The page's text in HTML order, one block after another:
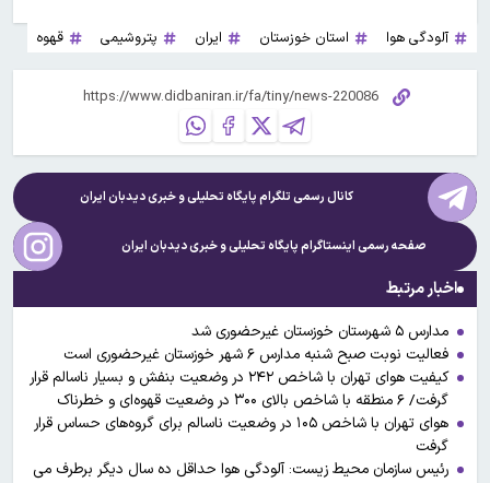
آلودگی هوا استان خوزستان ایران پتروشیمی قهوه
کانال رسمی تلگرام پایگاه تحلیلی و خبریدیدبان ایران
صفحه رسمی اینستاگرام پایگاه تحلیلی و خبریدیدبان ایران
اخبار مرتبط
مدارس ۵ شهرستان خوزستان غیرحضوری شد
فعالیت نوبت صبح شنبه مدارس ۶ شهر خوزستان غیرحضوری است
کیفیت هوای تهران با شاخص ۲۴۲ در وضعیت بنفش و بسیار ناسالم قرار
گرفت/ ۶ منطقه با شاخص بالای ۳۰۰ در وضعیت قهوه‌ای و خطرناک
هوای تهران با شاخص ۱۰۵ در وضعیت ناسالم برای گروه‌های حساس قرار
گرفت
رئیس سازمان محیط زیست: آلودگی هوا حداقل ده سال دیگر برطرف می